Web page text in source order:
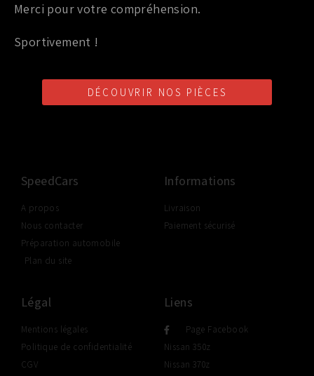
Ajouter au panier
SpeedCars
A propos
Nous contacter
Préparation automobile
Plan du site
Informations
Livraison
Paiement sécurisé
Légal
Mentions légales
Politique de confidentialité
CGV
Liens
Page Facebook
Nissan 350z
Nissan 370z
Merci pour votre compréhension.
Sportivement !
DÉCOUVRIR NOS PIÈCES